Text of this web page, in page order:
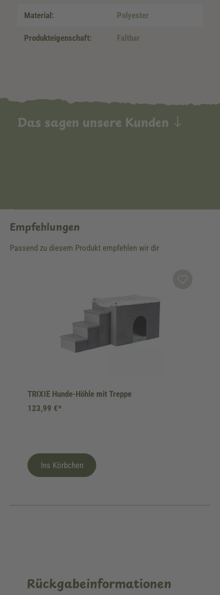
Material: Polyester
Produkteigenschaft: Faltbar
Das sagen unsere Kunden
Empfehlungen
Passend zu diesem Produkt empfehlen wir dir
TRIXIE Hunde-Höhle mit Treppe
123,99 €*
Ins Körbchen
Rückgabeinformationen